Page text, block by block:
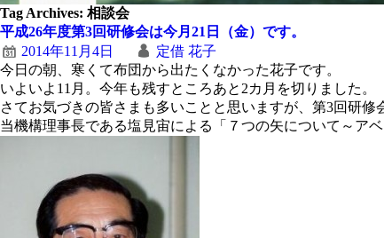
Tag Archives: 相談会
平成26年度第3回研修会は今月21日（金）です。
2014年11月4日
定借 花子
今日の朝、寒くて布団から出たくなかった花子です。
いよいよ11月。今年も残すところあと2カ月を切りました。
さてお気づきの皆さまも多いことと思いますが、第3回研修
当機構理事長である塩見宙による「７つの矢について～ア